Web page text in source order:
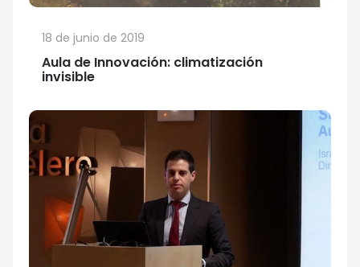
Aula de Innovación: climatización
invisible
18 de junio de 2019